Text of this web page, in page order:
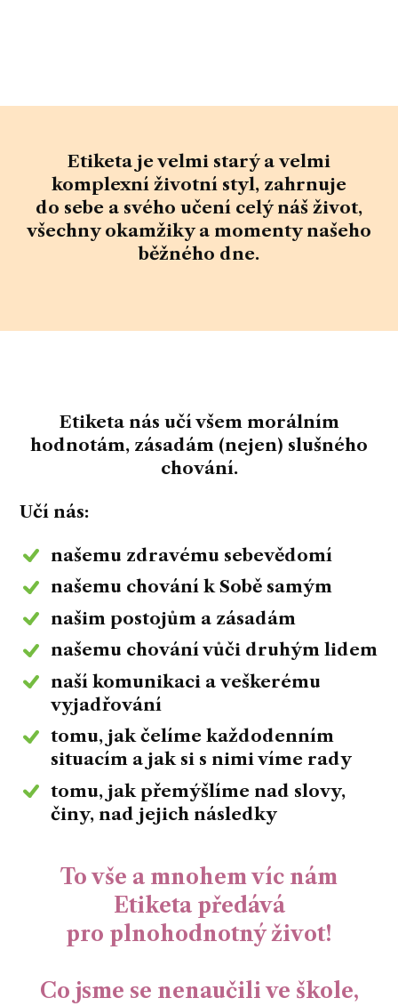
Etiketa je velmi starý a velmi
komplexní životní styl, zahrnuje
do sebe a svého učení celý náš život,
všechny okamžiky a momenty našeho
běžného dne.
Etiketa nás učí všem morálním
hodnotám, zásadám (nejen) slušného
chování.
Učí nás:
našemu zdravému sebevědomí
našemu chování k Sobě samým
našim postojům a zásadám
našemu chování vůči druhým lidem
naší komunikaci a veškerému
vyjadřování
tomu, jak čelíme každodenním
situacím a jak si s nimi víme rady
tomu, jak přemýšlíme nad slovy,
činy, nad jejich následky
To vše a mnohem víc nám
Etiketa předává
pro plnohodnotný život!
Co jsme se nenaučili ve škole,